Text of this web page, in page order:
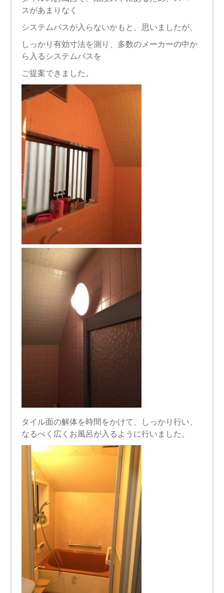
スがあまりなく
システムバスが入らないかもと、思いましたが、
しっかり有効寸法を測り、多数のメーカーの中か
ら入るシステムバスを
ご提案できました。
タイル面の解体を時間をかけて、しっかり行い、
なるべく広くお風呂が入るように行いました。